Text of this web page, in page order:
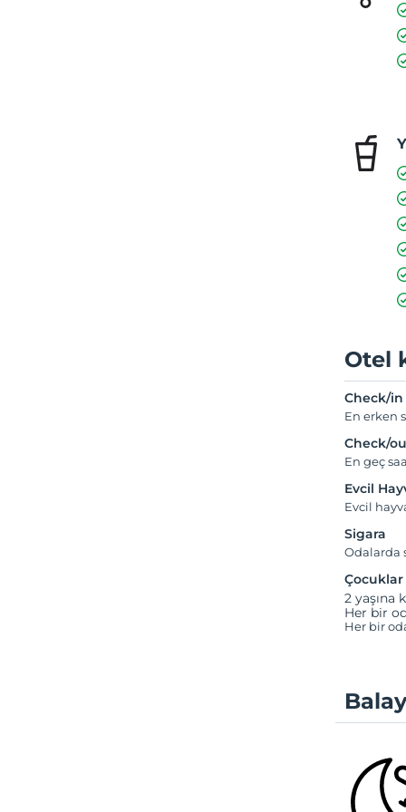
Otel
Check/in
En erken
Check/
En geç
Evcil
Evcil
Sigara
Odalarda
Çocuklar
2 yaşına
Her bir
Her bir